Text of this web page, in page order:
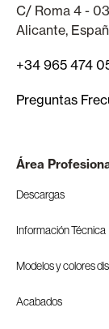
C/ Roma 4 -
Alicante,
+34 965 474
Preguntas
Área
Descargas
Información Técnica
Modelos y colores
Acabados